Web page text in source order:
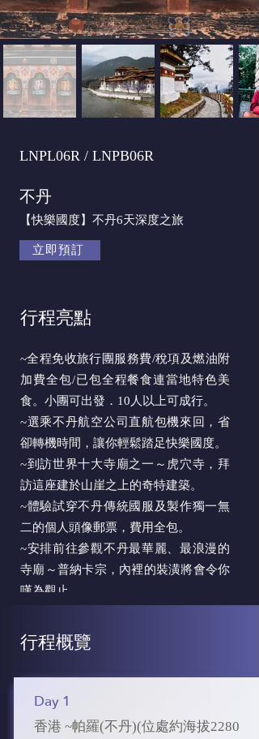
LNPL06R / LNPB06R
不丹
【快樂國度】不丹6天深度之旅
立即預訂
行程亮點
~全程免收旅行團服務費/稅項及燃油附
加費全包/已包全程餐食連當地特色美
食。小團可出發．10人以上可成行。
~選乘不丹航空公司直航包機來回，省
卻轉機時間，讓你輕鬆踏足快樂國度。
~到訪世界十大寺廟之一～虎穴寺，拜
訪這座建於山崖之上的奇特建築。
~體驗試穿不丹傳統國服及製作獨一無
二的個人頭像郵票，費用全包。
~安排前往參觀不丹最華麗、最浪漫的
寺廟～普納卡宗，內裡的裝潢將會令你
嘆為觀止。
牛身」、「不丹國獸」～塔金。
行程概覽
Day 1
香港 ~帕羅(不丹)(位處約海拔2280